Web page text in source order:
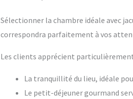
Sélectionner la chambre idéale avec
correspondra parfaitement à vos
Les clients apprécient
La tranquillité du lieu, idéale
Le petit-déjeuner gourmand